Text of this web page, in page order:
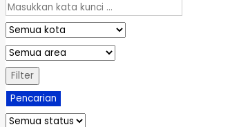
Filter
Pencarian